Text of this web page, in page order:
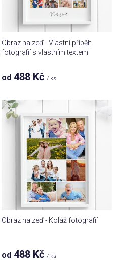
u
k
ů
Obraz na zeď - Vlastní příběh
fotografií s vlastním textem
od 488 Kč/ ks
Obraz na zeď - Koláž fotografií
od 488 Kč/ ks